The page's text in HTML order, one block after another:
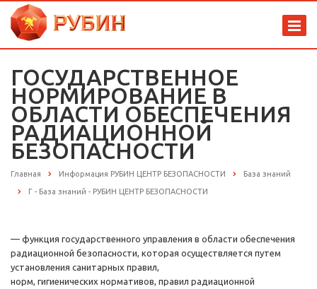
ГОСУДАРСТВЕННОЕ
НОРМИРОВАНИЕ В
ОБЛАСТИ ОБЕСПЕЧЕНИЯ
РАДИАЦИОННОЙ
БЕЗОПАСНОСТИ
Главная Информация РУБИН ЦЕНТР БЕЗОПАСНОСТИ База знаний
Г - База знаний - РУБИН ЦЕНТР БЕЗОПАСНОСТИ
— функция государственного управления в области обеспечения
радиационной безопасности, которая осуществляется путем
установления санитарных правил,
норм, гигиенических нормативов, правил радиационной